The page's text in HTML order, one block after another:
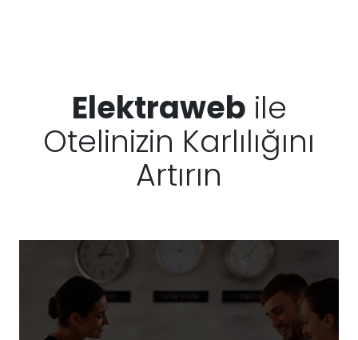
Elektraweb ile
Otelinizin Karlılığını
Artırın